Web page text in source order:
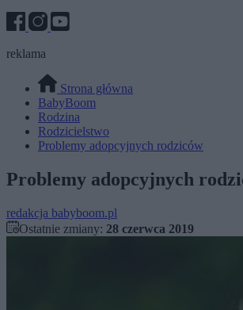
reklama
Strona główna
BabyBoom
Rodzina
Rodzicielstwo
Problemy adopcyjnych rodziców
Problemy adopcyjnych
redakcja babyboom.pl
Ostatnie zmiany: 28 czerwca 2019